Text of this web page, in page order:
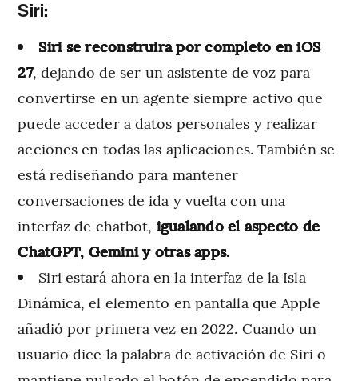
Siri:
Siri se reconstruirá por completo en iOS
27, dejando de ser un asistente de voz para
convertirse en un agente siempre activo que
puede acceder a datos personales y realizar
acciones en todas las aplicaciones. También se
está rediseñando para mantener
conversaciones de ida y vuelta con una
interfaz de chatbot, igualando el aspecto de
ChatGPT, Gemini y otras apps.
Siri estará ahora en la interfaz de la Isla
Dinámica, el elemento en pantalla que Apple
añadió por primera vez en 2022. Cuando un
usuario dice la palabra de activación de Siri o